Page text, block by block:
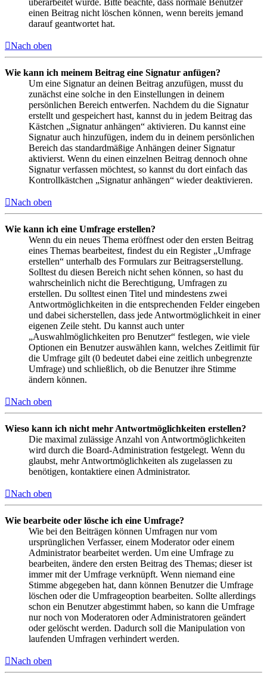
überarbeitet wurde. Bitte beachte, dass normale Benutzer
einen Beitrag nicht löschen können, wenn bereits jemand
darauf geantwortet hat.
Nach oben
Wie kann ich meinem Beitrag eine Signatur anfügen?
Um eine Signatur an deinen Beitrag anzufügen, musst du
zunächst eine solche in den Einstellungen in deinem
persönlichen Bereich entwerfen. Nachdem du die Signatur
erstellt und gespeichert hast, kannst du in jedem Beitrag das
Kästchen „Signatur anhängen“ aktivieren. Du kannst eine
Signatur auch hinzufügen, indem du in deinem persönlichen
Bereich das standardmäßige Anhängen deiner Signatur
aktivierst. Wenn du einen einzelnen Beitrag dennoch ohne
Signatur verfassen möchtest, so kannst du dort einfach das
Kontrollkästchen „Signatur anhängen“ wieder deaktivieren.
Nach oben
Wie kann ich eine Umfrage erstellen?
Wenn du ein neues Thema eröffnest oder den ersten Beitrag
eines Themas bearbeitest, findest du ein Register „Umfrage
erstellen“ unterhalb des Formulars zur Beitragserstellung.
Solltest du diesen Bereich nicht sehen können, so hast du
wahrscheinlich nicht die Berechtigung, Umfragen zu
erstellen. Du solltest einen Titel und mindestens zwei
Antwortmöglichkeiten in die entsprechenden Felder eingeben
und dabei sicherstellen, dass jede Antwortmöglichkeit in einer
eigenen Zeile steht. Du kannst auch unter
„Auswahlmöglichkeiten pro Benutzer“ festlegen, wie viele
Optionen ein Benutzer auswählen kann, welches Zeitlimit für
die Umfrage gilt (0 bedeutet dabei eine zeitlich unbegrenzte
Umfrage) und schließlich, ob die Benutzer ihre Stimme
ändern können.
Nach oben
Wieso kann ich nicht mehr Antwortmöglichkeiten erstellen?
Die maximal zulässige Anzahl von Antwortmöglichkeiten
wird durch die Board-Administration festgelegt. Wenn du
glaubst, mehr Antwortmöglichkeiten als zugelassen zu
benötigen, kontaktiere einen Administrator.
Nach oben
Wie bearbeite oder lösche ich eine Umfrage?
Wie bei den Beiträgen können Umfragen nur vom
ursprünglichen Verfasser, einem Moderator oder einem
Administrator bearbeitet werden. Um eine Umfrage zu
bearbeiten, ändere den ersten Beitrag des Themas; dieser ist
immer mit der Umfrage verknüpft. Wenn niemand eine
Stimme abgegeben hat, dann können Benutzer die Umfrage
löschen oder die Umfrageoption bearbeiten. Sollte allerdings
schon ein Benutzer abgestimmt haben, so kann die Umfrage
nur noch von Moderatoren oder Administratoren geändert
oder gelöscht werden. Dadurch soll die Manipulation von
laufenden Umfragen verhindert werden.
Nach oben